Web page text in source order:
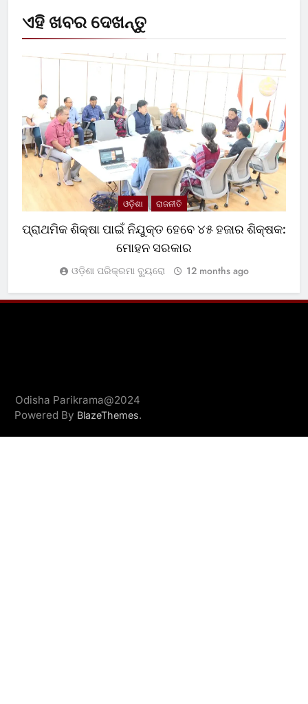
ଏହି ଖବର ଦେଖନ୍ତୁ
ଓଡ଼ିଶା ରାଜନୀତି
ପ୍ରାଥମିକ ଶିକ୍ଷା ପାଇଁ ନିଯୁକ୍ତ ହେବେ ୪୫ ହଜାର ଶିକ୍ଷକ:
ମୋହନ ସରକାର
ଓଡ଼ିଶା ପରିକ୍ରମା ବ୍ୟୁରୋ 12 months ago
Odisha Parikrama@2024
Powered By BlazeThemes.